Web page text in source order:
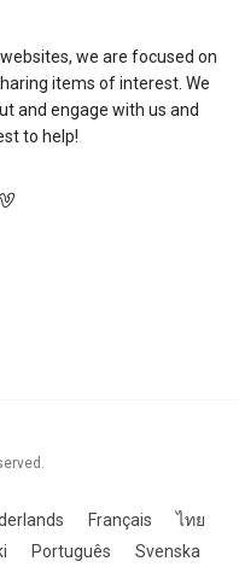
we are focused on
items of interest. We
and engage with us and
to help!
Français
ไทย
Português Svenska